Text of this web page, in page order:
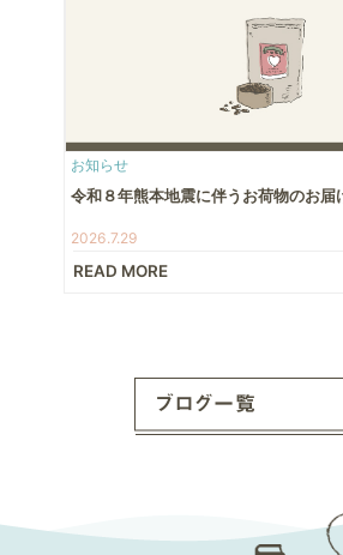
お知らせ
令和８年熊本地震に伴うお荷物のお届
2026.7.29
READ MORE